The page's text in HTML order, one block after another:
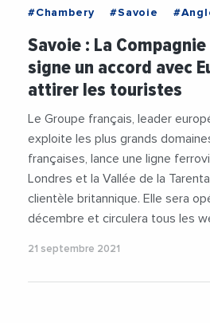
#Chambery
#Savoie
#Montagne
#Savoie
#Tourisme
Savoie : La
signe un accord avec
attirer les touristes
Le Groupe français, leader
exploite les plus grands
françaises, lance une ligne
Londres et la Vallée de la
clientèle britannique. Elle sera
décembre et circulera tous les
21 septembre 2021